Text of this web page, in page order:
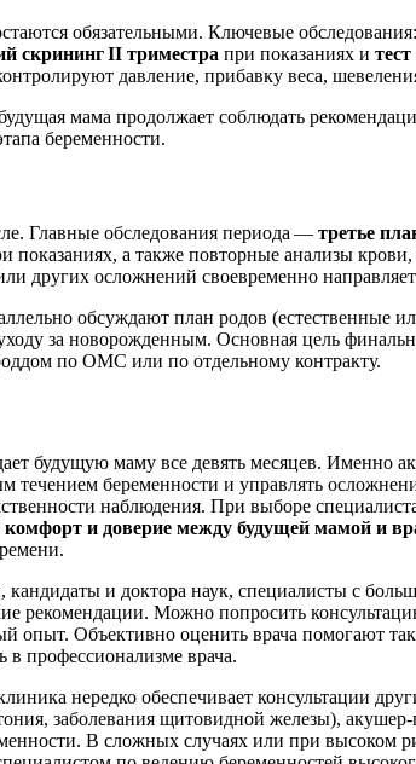
обязательными. Ключевые обследования:
скрининг II триместра при показаниях и
давление, прибавку веса,
мама продолжает соблюдать
беременности.
Главные обследования периода — третье
показаниях, а также повторные анализы
других осложнений своевременно
обсуждают план родов (естественные
за новорожденным. Основная цель
по ОМС или по отдельному контракту.
будущую маму все девять месяцев. Именно
течением беременности и управлять
наблюдения. При выборе
комфорт и доверие между будущей мамой и
и доктора наук, специалисты с
рекомендации. Можно попросить
опыт. Объективно оценить врача помогают
профессионализме врача.
нередко обеспечивает консультации
заболевания щитовидной железы), акушер-
В сложных случаях или при высоком